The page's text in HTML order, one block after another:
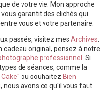
de votre vie. Mon approche
garantit des clichés qui
vous et votre partenaire.
passés, visitez mes Archives
original, pensez à notre
professionnel
. Si
de séances, comme la
ou souhaitez Bien
, nous avons ce qu'il vous faut.